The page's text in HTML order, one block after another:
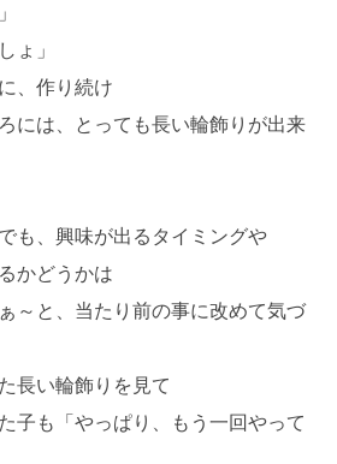
ょ」
、作り続け
には、とっても長い輪飾りが出来
も、興味が出るタイミングや
かどうかは
～と、当たり前の事に改めて気づ
長い輪飾りを見て
子も「やっぱり、もう一回やって